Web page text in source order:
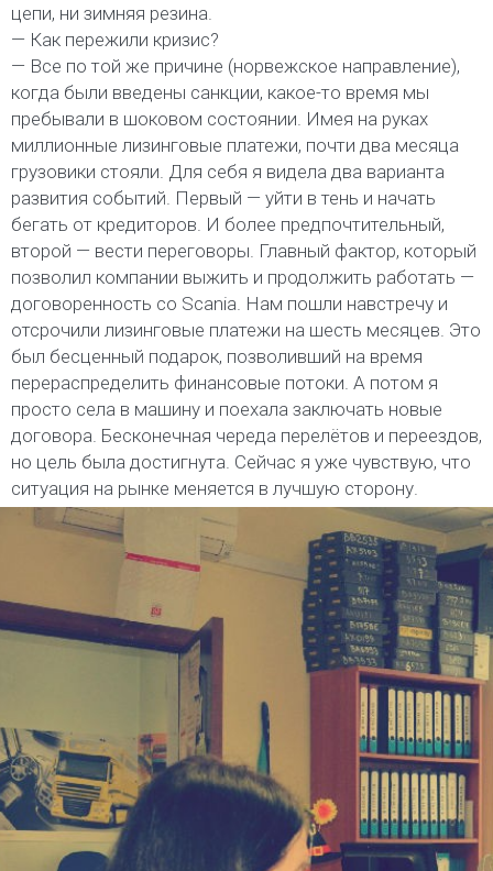
цепи, ни зимняя резина.
— Как пережили кризис?
— Все по той же причине (норвежское направление),
когда были введены санкции, какое-то время мы
пребывали в шоковом состоянии. Имея на руках
миллионные лизинговые платежи, почти два месяца
грузовики стояли. Для себя я видела два варианта
развития событий. Первый — уйти в тень и начать
бегать от кредиторов. И более предпочтительный,
второй — вести переговоры. Главный фактор, который
позволил компании выжить и продолжить работать —
договоренность со Scania. Нам пошли навстречу и
отсрочили лизинговые платежи на шесть месяцев. Это
был бесценный подарок, позволивший на время
перераспределить финансовые потоки. А потом я
просто села в машину и поехала заключать новые
договора. Бесконечная череда перелётов и переездов,
но цель была достигнута. Сейчас я уже чувствую, что
ситуация на рынке меняется в лучшую сторону.